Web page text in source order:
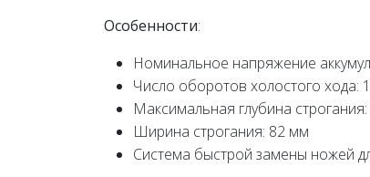
Особенности:
Номинальное напряжение
Число оборотов холостого хода:
Максимальная глубина
Ширина строгания: 82 мм
Система быстрой замены ножей